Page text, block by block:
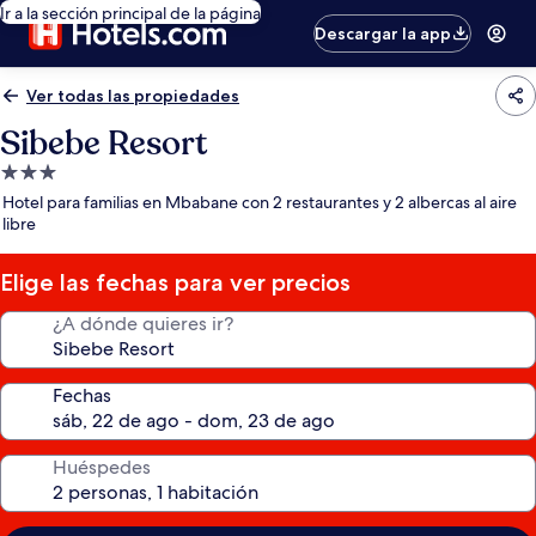
Ir a la sección principal de la página
Descargar la app
Ver todas las propiedades
Sibebe Resort
Propiedad
de
3.0
estrellas
Hotel para familias en Mbabane con 2 restaurantes y 2 albercas al aire
libre
Elige las fechas para ver precios
¿A dónde quieres ir?
Fechas
Huéspedes